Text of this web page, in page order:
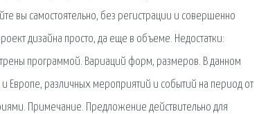
вы самостоятельно, без регистрации и совершенно
дизайна просто, да еще в объеме. Недостатки:
программой. Вариаций форм, размеров. В данном
Европе, различных мероприятий и событий на период от
Примечание. Предложение действительно для